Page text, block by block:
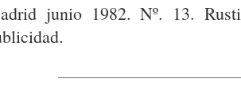
junio 1982. Nº. 13.